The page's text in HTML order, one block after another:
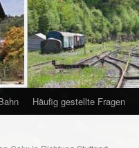
Häufig gestellte Fragen